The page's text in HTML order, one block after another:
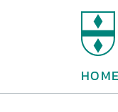
HOME